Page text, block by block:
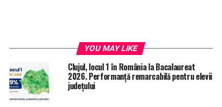
YOU MAY LIKE
Clujul, locul 1 în România la Bacalaureat
2026. Performanță remarcabilă pentru elevii
județului